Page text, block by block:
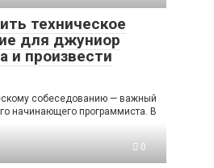
техническое
для джуниор
и произвести
собеседованию — важный
начинающего программиста. В
0